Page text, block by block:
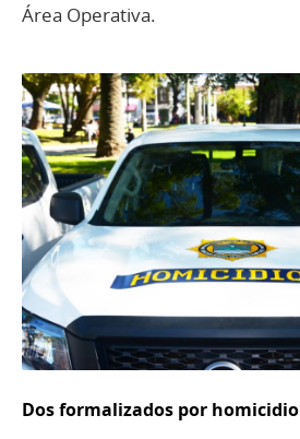
Área Operativa.
Dos formalizados por homicidio